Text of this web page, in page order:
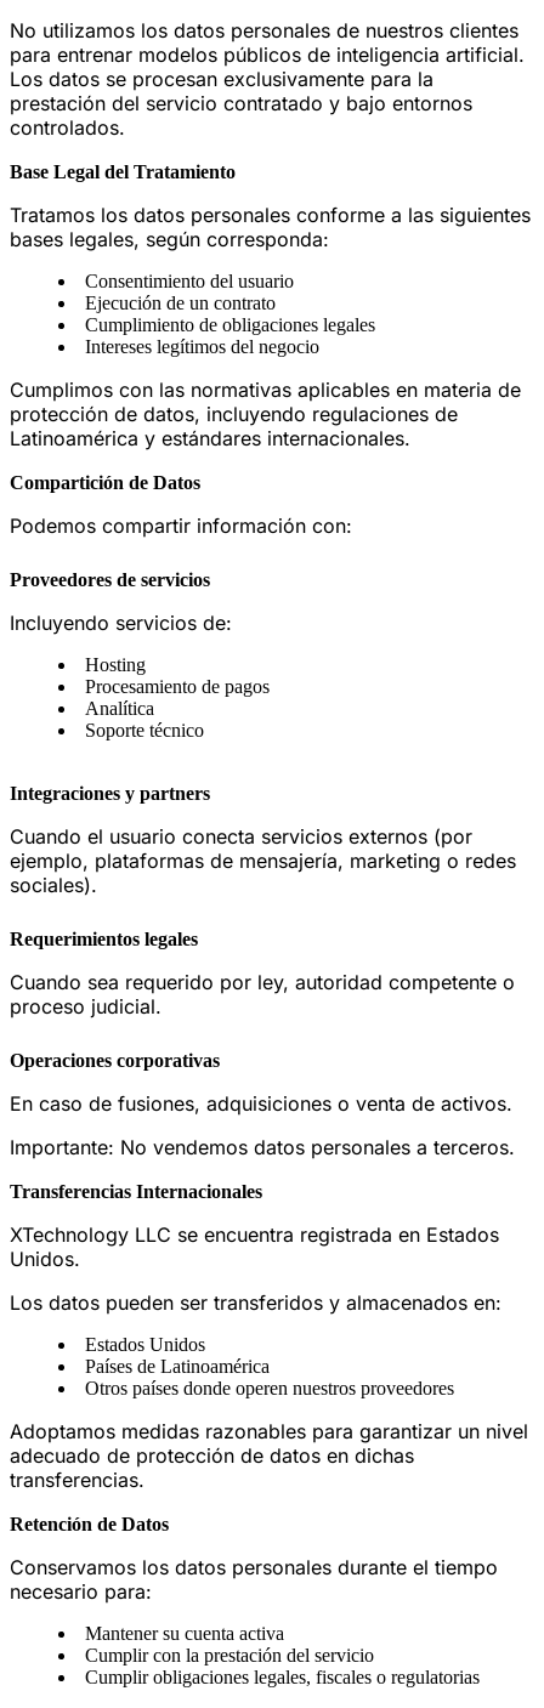
No utilizamos los datos personales de nuestros clientes
para entrenar modelos públicos de inteligencia artificial.
Los datos se procesan exclusivamente para la
prestación del servicio contratado y bajo entornos
controlados.
Base Legal del Tratamiento
Tratamos los datos personales conforme a las siguientes
bases legales, según corresponda:
Consentimiento del usuario
Ejecución de un contrato
Cumplimiento de obligaciones legales
Intereses legítimos del negocio
Cumplimos con las normativas aplicables en materia de
protección de datos, incluyendo regulaciones de
Latinoamérica y estándares internacionales.
Compartición de Datos
Podemos compartir información con:
Proveedores de servicios
Incluyendo servicios de:
Hosting
Procesamiento de pagos
Analítica
Soporte técnico
Integraciones y partners
Cuando el usuario conecta servicios externos (por
ejemplo, plataformas de mensajería, marketing o redes
sociales).
Requerimientos legales
Cuando sea requerido por ley, autoridad competente o
proceso judicial.
Operaciones corporativas
En caso de fusiones, adquisiciones o venta de activos.
Importante: No vendemos datos personales a terceros.
Transferencias Internacionales
XTechnology LLC se encuentra registrada en Estados
Unidos.
Los datos pueden ser transferidos y almacenados en:
Estados Unidos
Países de Latinoamérica
Otros países donde operen nuestros proveedores
Adoptamos medidas razonables para garantizar un nivel
adecuado de protección de datos en dichas
transferencias.
Retención de Datos
Conservamos los datos personales durante el tiempo
necesario para:
Mantener su cuenta activa
Cumplir con la prestación del servicio
Cumplir obligaciones legales, fiscales o regulatorias